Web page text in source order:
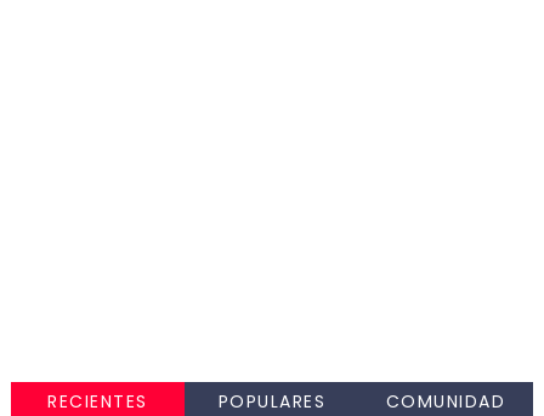
RECIENTES POPULARES COMUNIDAD